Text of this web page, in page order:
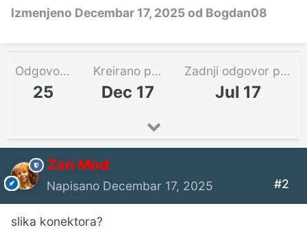
Izmenjeno Decembar 17, 2025od Bogdan08
Odgovora
25
Kreirano pre
Dec 17
Zadnji odgovor pre
Jul 17
Zen Mod
Napisano Decembar 17, 2025 #2
slika konektora?